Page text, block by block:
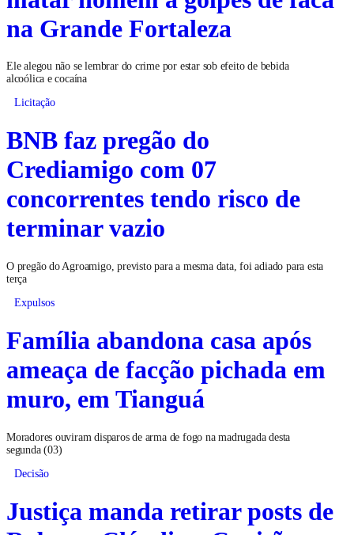
na Grande Fortaleza
Ele alegou não se lembrar do crime por estar sob efeito de bebida
alcoólica e cocaína
Licitação
BNB faz pregão do
Crediamigo com 07
concorrentes tendo risco de
terminar vazio
O pregão do Agroamigo, previsto para a mesma data, foi adiado para esta
terça
Expulsos
Família abandona casa após
ameaça de facção pichada em
muro, em Tianguá
Moradores ouviram disparos de arma de fogo na madrugada desta
segunda (03)
Decisão
Justiça manda retirar posts de